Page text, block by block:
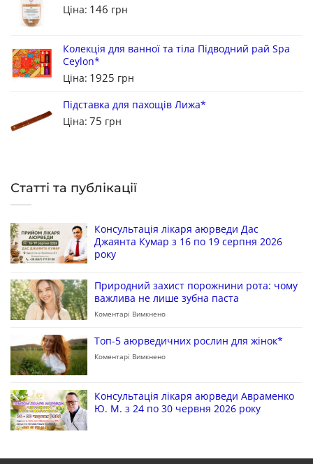
Ціна: 146 грн
Колекція для ванної та тіла Підводний рай Spa
Ceylon*
Ціна: 1925 грн
Підставка для пахощів Лижа*
Ціна: 75 грн
Статті та публікації
Консультація лікаря аюрведи Дас
Джаянта Кумар з 16 по 19 серпня 2026
року
Природний захист порожнини рота: чому
важлива не лише зубна паста
Коментарі Вимкнено
Топ-5 аюрведичних рослин для жінок*
Коментарі Вимкнено
Консультація лікаря аюрведи Авраменко
Ю. М. з 24 по 30 червня 2026 року